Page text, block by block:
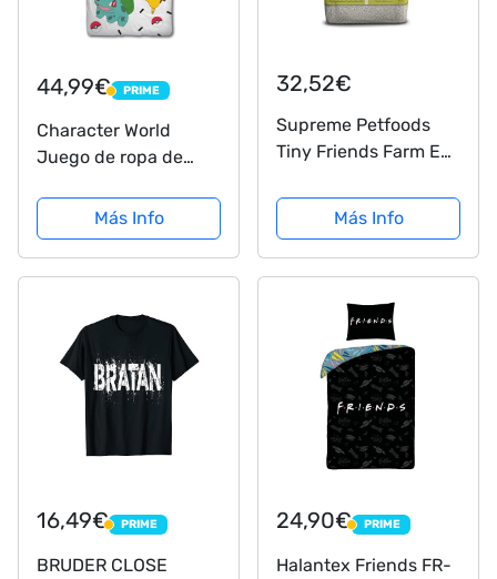
44,99€ PRIME
PRIME
Character World
Juego de ropa de
200 + 80 x 80 ·
Pokémon Pikachu &
Friends Game · 100%
ropa de cama infantil
Más Info
32,52€
Supreme Petfoods
Tiny Friends Farm Eco
Cama (15 L), Color
Blanco
Más Info
16,49€ PRIME
PRIME
BRUDER CLOSE
24,90€ PRIME
PRIME
Halantex Friends FR-